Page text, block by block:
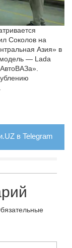
Соколов на
Азия» в
— Lada
в Telegram